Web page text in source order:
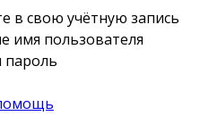
в свою учётную запись
имя пользователя